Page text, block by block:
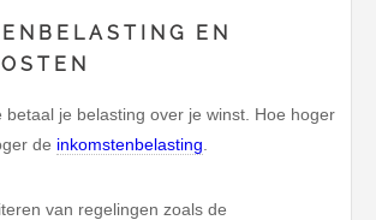
EN
betaal je belasting over je winst. Hoe hoger
de inkomstenbelasting
van regelingen zoals de